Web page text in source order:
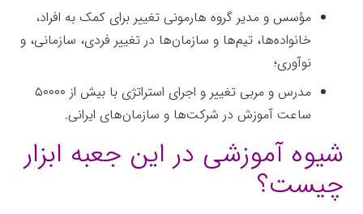
مؤسس و مدیر گروه هارمونی تغییر برای کمک به افراد،
خانواده‌ها، تیم‌ها و سازمان‌ها در تغییر فردی، سازمانی، و
نوآوری؛
مدرس و مربی تغییر و اجرای استراتژی با بیش از ۵۰۰۰۰
ساعت آموزش در شرکت‌ها و سازمان‌های ایرانی.
شیوه آموزشی در این جعبه ابزار
چیست؟